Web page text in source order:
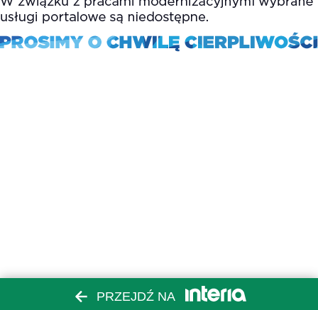
PRZEJDŹ NA